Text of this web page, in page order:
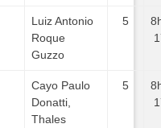
Luiz Antonio
Roque
Guzzo
5
Cayo Paulo
Donatti,
Thales
5